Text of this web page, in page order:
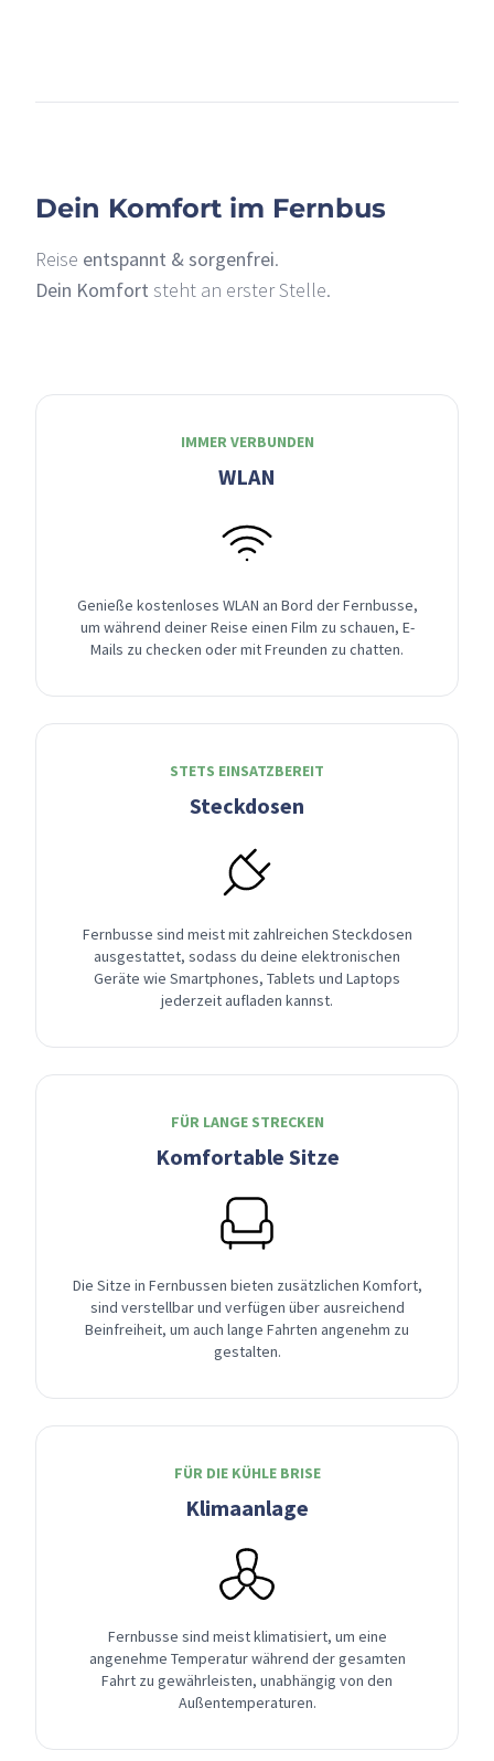
Dein Komfort im Fernbus
Reise entspannt & sorgenfrei.
Dein Komfort steht an erster Stelle.
IMMER VERBUNDEN
WLAN
Genieße kostenloses WLAN an Bord der Fernbusse,
um während deiner Reise einen Film zu schauen, E-
Mails zu checken oder mit Freunden zu chatten.
STETS EINSATZBEREIT
Steckdosen
Fernbusse sind meist mit zahlreichen Steckdosen
ausgestattet, sodass du deine elektronischen
Geräte wie Smartphones, Tablets und Laptops
jederzeit aufladen kannst.
FÜR LANGE STRECKEN
Komfortable Sitze
Die Sitze in Fernbussen bieten zusätzlichen Komfort,
sind verstellbar und verfügen über ausreichend
Beinfreiheit, um auch lange Fahrten angenehm zu
gestalten.
FÜR DIE KÜHLE BRISE
Klimaanlage
Fernbusse sind meist klimatisiert, um eine
angenehme Temperatur während der gesamten
Fahrt zu gewährleisten, unabhängig von den
Außentemperaturen.